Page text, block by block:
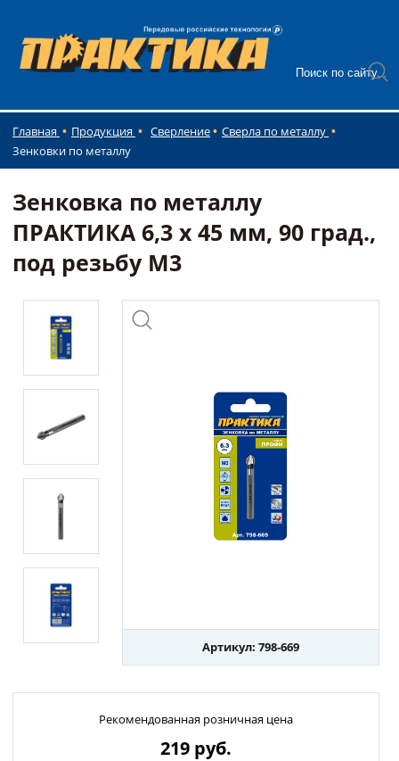
Главная Продукция Сверление
Сверла по металлу
Зенковки по металлу
Зенковка по металлу
ПРАКТИКА 6,3 х 45 мм, 90 град.,
под резьбу М3
Артикул: 798-669
Рекомендованная розничная цена
219 руб.